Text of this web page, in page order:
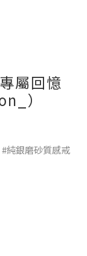
款式皆有，任
屬回憶
）
純銀磨砂質感戒
對方陪伴在彼